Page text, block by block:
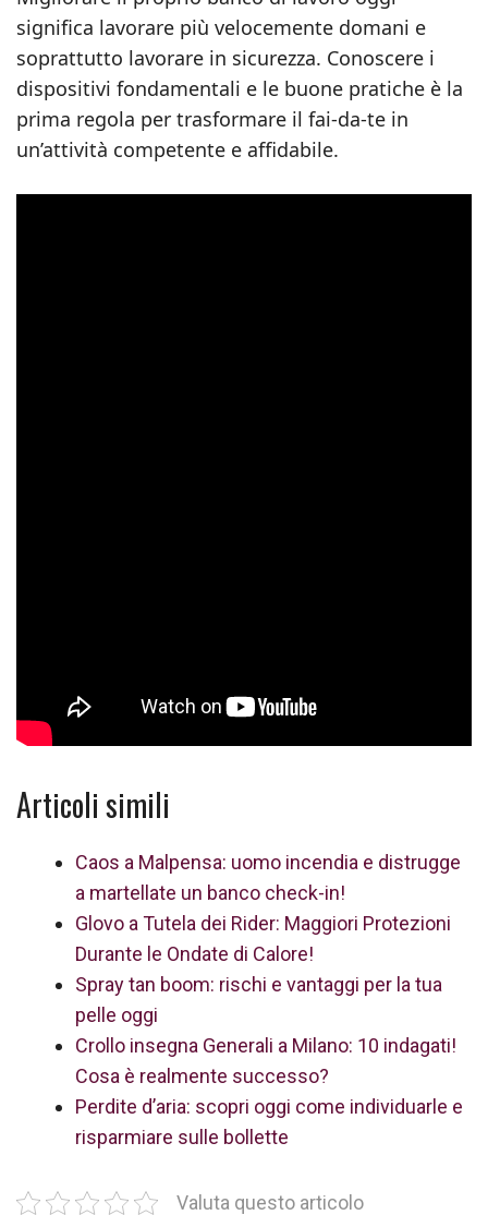
significa lavorare più velocemente domani e
soprattutto lavorare in sicurezza. Conoscere i
dispositivi fondamentali e le buone pratiche è la
prima regola per trasformare il fai‑da‑te in
un’attività competente e affidabile.
Articoli simili
Caos a Malpensa: uomo incendia e distrugge
a martellate un banco check-in!
Glovo a Tutela dei Rider: Maggiori Protezioni
Durante le Ondate di Calore!
Spray tan boom: rischi e vantaggi per la tua
pelle oggi
Crollo insegna Generali a Milano: 10 indagati!
Cosa è realmente successo?
Perdite d’aria: scopri oggi come individuarle e
risparmiare sulle bollette
Valuta questo articolo